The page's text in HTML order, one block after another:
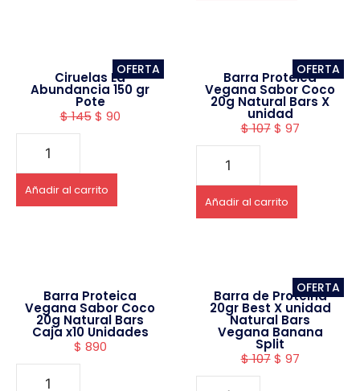
OFERTA
Ciruelas La
Abundancia 150 gr
Pote
$145 $ 90
Añadir al carrito
OFERTA
Barra Proteica
Vegana Sabor Coco
20g Natural Bars X
unidad
$107 $ 97
Añadir al carrito
Barra Proteica
Vegana Sabor Coco
20g Natural Bars
Caja x10 Unidades
$ 890
OFERTA
Barra de Proteina
20gr Best X unidad
Natural Bars
Vegana Banana
Split
$107 $ 97